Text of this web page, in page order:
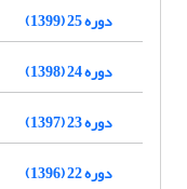
دوره 25 (1399)
دوره 24 (1398)
دوره 23 (1397)
دوره 22 (1396)